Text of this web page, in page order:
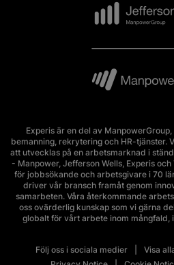
Experis är en del av
bemanning, rekrytering och HR-tjänster.
att utvecklas på en arbetsmarknad i
- Manpower, Jefferson Wells, Experis
för jobbsökande och arbetsgivare i 70
driver vår bransch framåt genom
samarbeten. Våra återkommande
oss ovärderlig kunskap som vi gärna
globalt för vårt arbete inom mångfald,
Följ oss i sociala medier Visa